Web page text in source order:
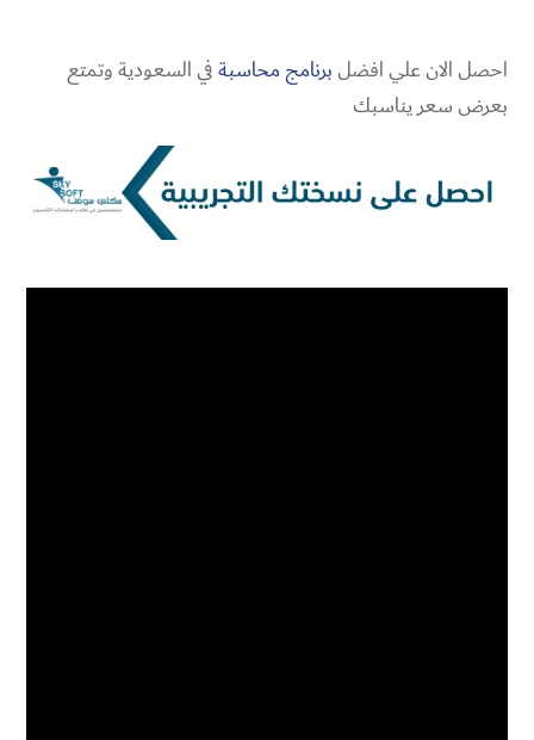
احصل الان علي افضلبرنامج محاسبةفي السعودية وتمتع
بعرض سعر يناسبك